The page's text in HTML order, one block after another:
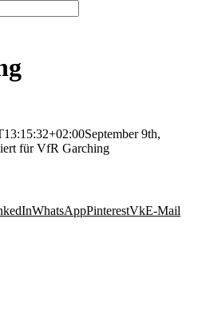
September 9th,
für VfR Garching
WhatsAppPinterestVkE-Mail